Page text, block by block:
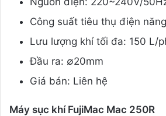
Công suất tiêu thụ điện
Lưu lượng khí tối đa: 150 L/
Đầu ra: ∅20mm
Giá bán: Liên hệ
Máy sục khí FujiMac Mac 250R